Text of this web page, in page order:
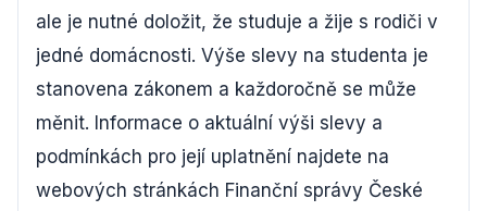
ale je nutné doložit, že studuje a žije s rodiči v
jedné domácnosti. Výše slevy na studenta je
stanovena zákonem a každoročně se může
měnit. Informace o aktuální výši slevy a
podmínkách pro její uplatnění najdete na
webových stránkách Finanční správy České